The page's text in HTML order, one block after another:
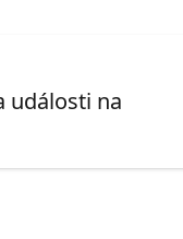
události na